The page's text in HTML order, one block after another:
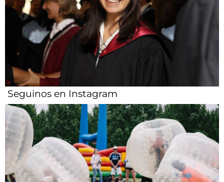
Seguinos en Instagram